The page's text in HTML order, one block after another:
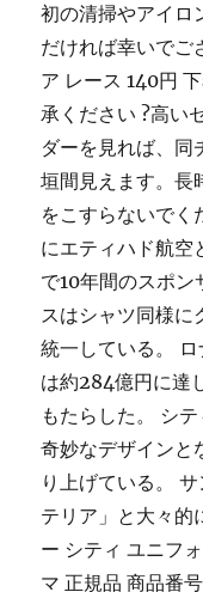
初の清掃やアイロ
だければ幸いでご
ア レース 140円
承ください ?高い
ダーを見れば、同
垣間見えます。長
をこすらないでく
にエティハド航空
で10年間のスポン
スはシャツ同様に
統一している。
は約284億円に達
もたらした。 シ
奇妙なデザインと
り上げている。
テリア」と大々的
ー シティ ユニフ
マ 正規品 商品番